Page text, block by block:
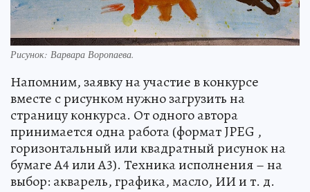
Рисунок: Варвара Воропаева.
Напомним, заявку на участие в конкурсе
вместе с рисунком нужно загрузить на
страницу конкурса. От одного автора
принимается одна работа (формат JPEG ,
горизонтальный или квадратный рисунок на
бумаге А4 или А3). Техника исполнения – на
выбор: акварель, графика, масло, ИИ и т. д.